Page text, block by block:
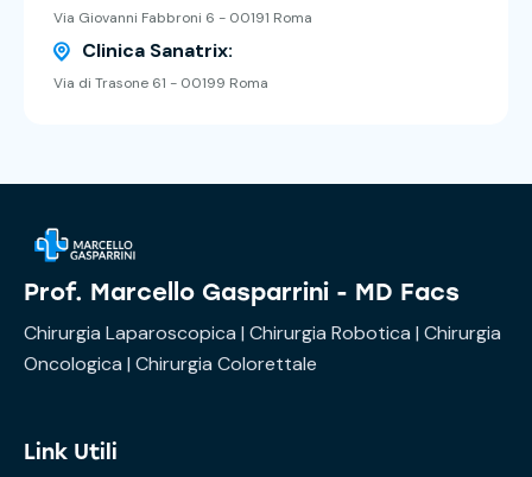
Via Giovanni Fabbroni 6 - 00191 Roma
Clinica Sanatrix:
Via di Trasone 61 - 00199 Roma
Prof. Marcello Gasparrini - MD Facs
Chirurgia Laparoscopica | Chirurgia Robotica | Chirurgia
Oncologica | Chirurgia Colorettale
Link Utili